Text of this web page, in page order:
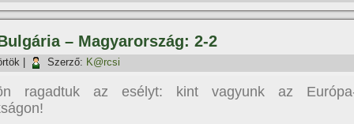
– Magyarország: 2-2
Szerző: K@rcsi
ragadtuk az esélyt: kint vagyunk az